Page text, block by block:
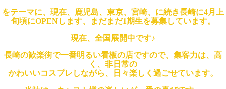
をテーマに、現在、鹿児島、東京、宮崎、に続き長崎に4月上
旬頃にOPENします、まだまだ1期生を募集しています。
現在、全国展開中です♪
長崎の歓楽街で一番明るい看板の店ですので、集客力は、高
く、非日常の
かわいいコスプレしながら、日々楽しく過ごせています。